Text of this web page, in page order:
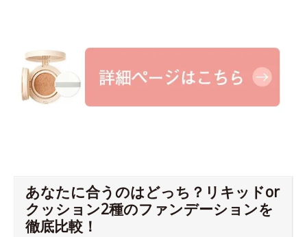
あなたに合うのはどっち？リキッドor
クッション2種のファンデーションを
徹底比較！